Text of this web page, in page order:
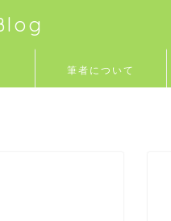
筆者について